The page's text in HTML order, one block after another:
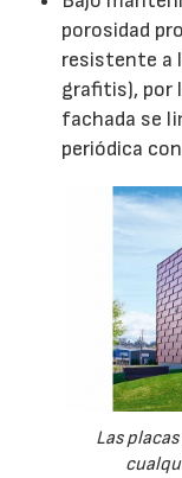
porosidad
resistente a
grafitis), por
fachada se
periódica
Las